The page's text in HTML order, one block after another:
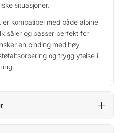
situasjoner.
er kompatibel med både alpine
såler og passer perfekt for
en binding med høy
og trygg ytelse i